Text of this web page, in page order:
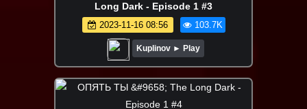
Long Dark - Episode 1 #3
2023-11-16 08:56 103.7K
Kuplinov ► Play